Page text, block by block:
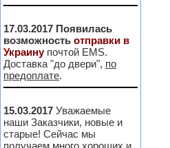
17.03.2017 Появилась
возможность отправки в
Украинупочтой EMS.
Доставка "до двери", по
предоплате.
15.03.2017 Уважаемые
наши Заказчики, новые и
старые! Сейчас мы
получаем много хороших и